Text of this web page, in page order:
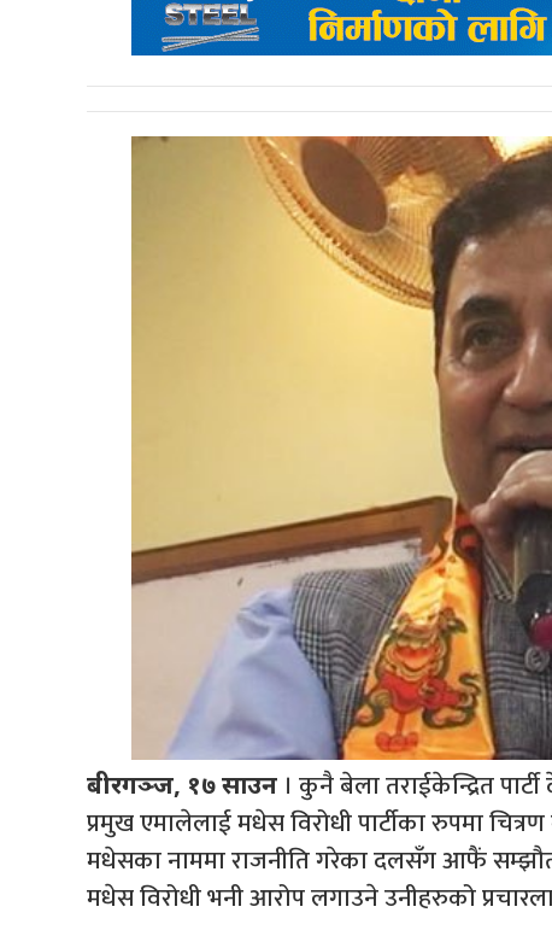
बीरगञ्ज, १७ साउन । कुनै बेला तराईकेन्द्रित
प्रमुख एमालेलाई मधेस विरोधी पार्टीका रुपमा
मधेसका नाममा राजनीति गरेका दलसँग आफैं
मधेस विरोधी भनी आरोप लगाउने उनीहरुको